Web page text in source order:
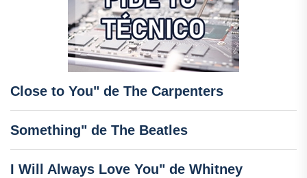
Close to You" de The Carpenters
Something" de The Beatles
I Will Always Love You" de Whitney